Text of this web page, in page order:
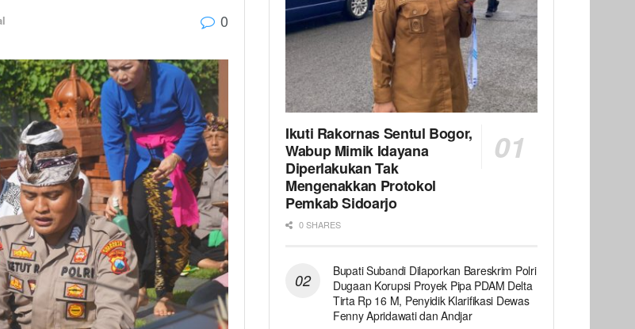
0
Ikuti Rakornas Sentul Bogor,
Wabup Mimik Idayana
Diperlakukan Tak
Mengenakkan Protokol
Pemkab Sidoarjo
0 SHARES
Bupati Subandi Dilaporkan Bareskrim Polri
Dugaan Korupsi Proyek Pipa PDAM Delta
Tirta Rp 16 M, Penyidik Klarifikasi Dewas
Fenny Apridawati dan Andjar